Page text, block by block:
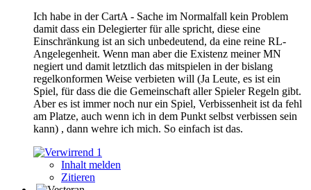
Ich habe in der CartA - Sache im Normalfall kein Problem
damit dass ein Delegierter für alle spricht, diese eine
Einschränkung ist an sich unbedeutend, da eine reine RL-
Angelegenheit. Wenn man aber die Existenz meiner MN
negiert und damit letztlich das mitspielen in der bislang
regelkonformen Weise verbieten will (Ja Leute, es ist ein
Spiel, für dass die die Gemeinschaft aller Spieler Regeln gibt.
Aber es ist immer noch nur ein Spiel, Verbissenheit ist da fehl
am Platze, auch wenn ich in dem Punkt selbst verbissen sein
kann) , dann wehre ich mich. So einfach ist das.
1
Inhalt melden
Zitieren